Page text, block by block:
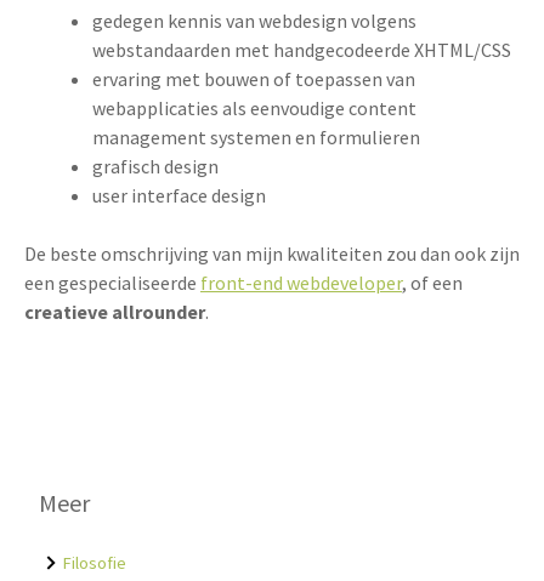
gedegen kennis van webdesign volgens
webstandaarden met handgecodeerde XHTML/CSS
ervaring met bouwen of toepassen van
webapplicaties als eenvoudige content
management systemen en formulieren
grafisch design
user interface design
De beste omschrijving van mijn kwaliteiten zou dan ook zijn
een gespecialiseerde front-end webdeveloper, of een
creatieve allrounder.
Meer
Filosofie